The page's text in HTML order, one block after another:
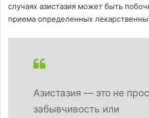
случаях азистазия может быть
приема определенных
Азистазия — это не
забывчивость или